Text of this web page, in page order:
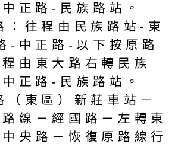
正路-民族路站。
：往程由民族路站-東
-中正路-以下按原路
由東大路右轉民族
正路-民族路站。
（東區）新莊車站－
線－經國路－左轉東
央路－恢復原路線行